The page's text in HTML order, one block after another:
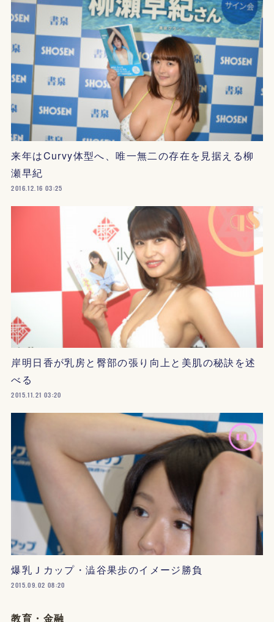
来年はCurvy体型へ、唯一無二の存在を見据える柳
瀬早紀
2016.12.16 03:25
岸明日香が乳房と臀部の張り向上と美肌の秘訣を述
べる
2015.11.21 03:20
爆乳Ｊカップ・澁谷果歩のイメージ勝負
2015.09.02 08:20
教育・金融